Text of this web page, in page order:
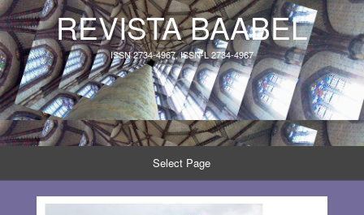
REVISTA BAABEL
ISSN 2734-4967, ISSN-L 2734-4967
Select Page